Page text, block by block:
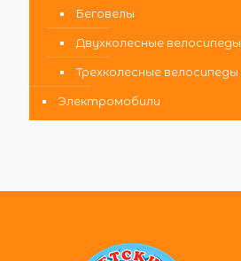
Беговелы
Двухколесные велосипеды
Трехколесные велосипеды
Электромобили